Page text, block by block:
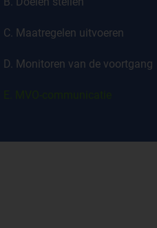
C. Maatregelen uitvoeren
D. Monitoren van de voortgang